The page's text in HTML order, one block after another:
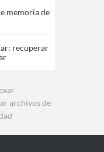
memoria de
recuperar
archivos de